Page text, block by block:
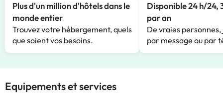
Plus d'un million d'hôtels dans le
monde entier
Trouvez votre hébergement, quels
que soient vos besoins.
Disponible 24 h/24,
par an
De vraies
par message ou par
Equipements et services